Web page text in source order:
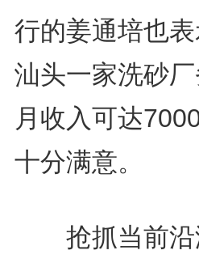
行的姜通培也
汕头一家洗砂
月收入可达
十分满意。
抢抓当前沿